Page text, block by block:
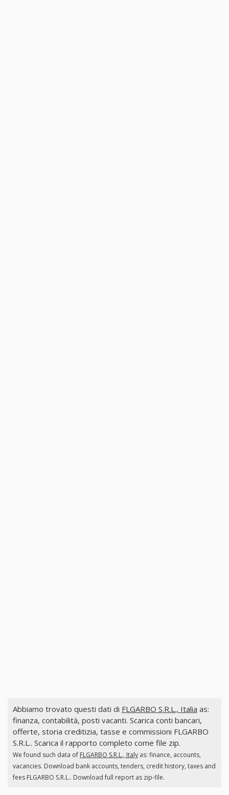
Abbiamo trovato questi dati di FLGARBO S.R.L., Italia as:
finanza, contabilità, posti vacanti. Scarica conti bancari,
offerte, storia creditizia, tasse e commissioni FLGARBO
S.R.L.. Scarica il rapporto completo come file zip.
We found such data of FLGARBO S.R.L., Italyas: finance, accounts,
vacancies. Download bank accounts, tenders, credit history, taxes and
fees FLGARBO S.R.L.. Download full report as zip-file.